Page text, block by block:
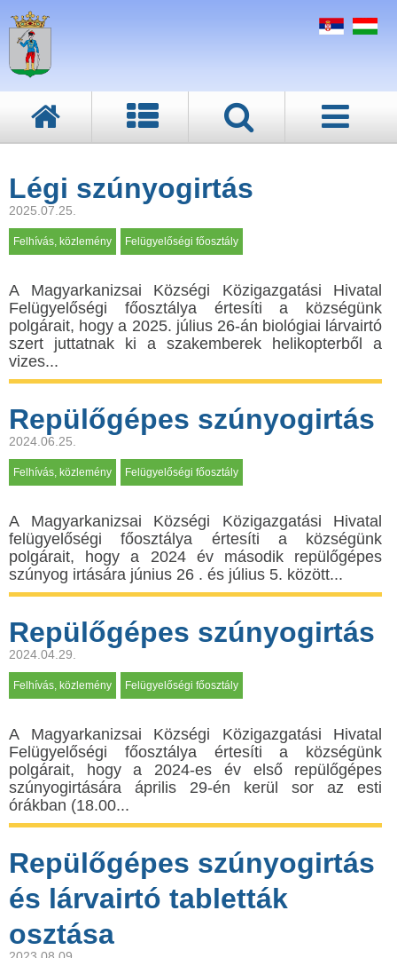
Légi szúnyogirtás
2025.07.25.
Felhívás, közlemény Felügyelőségi főosztály
A Мagyarkanizsai Községi Közigazgatási Hivatal
Felügyelőségi főosztálya értesíti a községünk
polgárait, hogy a 2025. július 26-án biológiai lárvairtó
szert juttatnak ki a szakemberek helikopterből a
vizes...
Repülőgépes szúnyogirtás
2024.06.25.
Felhívás, közlemény Felügyelőségi főosztály
A Мagyarkanizsai Községi Közigazgatási Hivatal
felügyelőségi főosztálya értesíti a községünk
polgárait, hogy a 2024 év második repülőgépes
szúnyog irtására június 26 . és július 5. között...
Repülőgépes szúnyogirtás
2024.04.29.
Felhívás, közlemény Felügyelőségi főosztály
A Мagyarkanizsai Községi Közigazgatási Hivatal
Felügyelőségi főosztálya értesíti a községünk
polgárait, hogy a 2024-es év első repülőgépes
szúnyogirtására április 29-én kerül sor az esti
órákban (18.00...
Repülőgépes szúnyogirtás
és lárvairtó tabletták
osztása